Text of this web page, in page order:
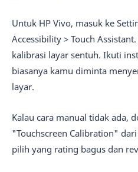
Untuk HP Vivo, masuk ke
Accessibility > Touch
kalibrasi layar sentuh. Ikuti
biasanya kamu diminta
layar.
Kalau cara manual tidak ada,
"Touchscreen Calibration"
pilih yang rating bagus dan